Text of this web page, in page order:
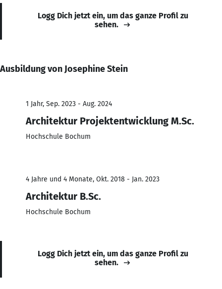
Logg Dich jetzt ein, um das ganze Profil zu
sehen.
Ausbildung von Josephine Stein
1 Jahr, Sep. 2023 - Aug. 2024
Architektur Projektentwicklung M.Sc.
Hochschule Bochum
4 Jahre und 4 Monate, Okt. 2018 - Jan. 2023
Architektur B.Sc.
Hochschule Bochum
Logg Dich jetzt ein, um das ganze Profil zu
sehen.